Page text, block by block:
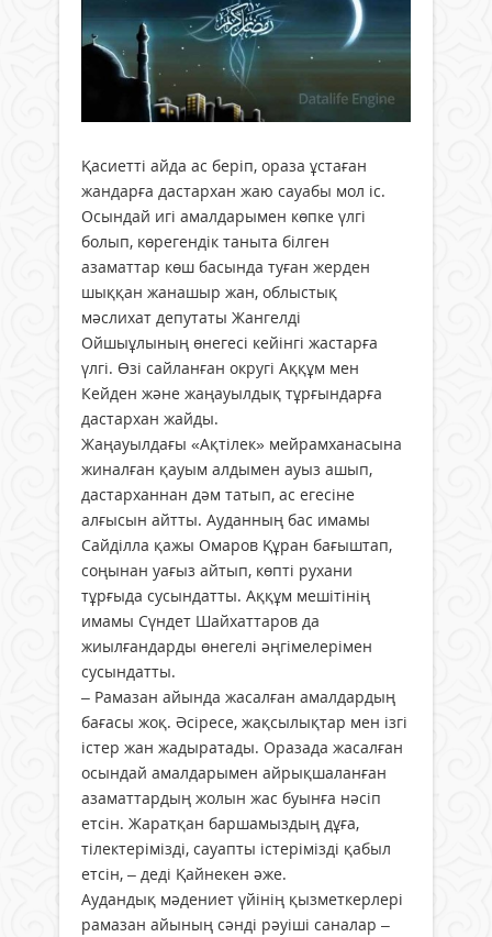
Қасиетті айда ас беріп, ораза ұстаған
жандарға дастархан жаю сауабы мол іс.
Осындай игі амалдарымен көпке үлгі
болып, көрегендік таныта білген
азаматтар көш басында туған жерден
шыққан жанашыр жан, облыстық
мәслихат депутаты Жангелді
Ойшыұлының өнегесі кейінгі жастарға
үлгі. Өзі сайланған округі Аққұм мен
Кейден және жаңауылдық тұрғындарға
дастархан жайды.
Жаңауылдағы «Ақтілек» мейрамханасына
жиналған қауым алдымен ауыз ашып,
дастарханнан дәм татып, ас егесіне
алғысын айтты. Ауданның бас имамы
Сайділла қажы Омаров Құран бағыштап,
соңынан уағыз айтып, көпті рухани
тұрғыда сусындатты. Аққұм мешітінің
имамы Сүндет Шайхаттаров да
жиылғандарды өнегелі әңгімелерімен
сусындатты.
– Рамазан айында жасалған амалдардың
бағасы жоқ. Әсіресе, жақсылықтар мен ізгі
істер жан жадыратады. Оразада жасалған
осындай амалдарымен айрықшаланған
азаматтардың жолын жас буынға нәсіп
етсін. Жаратқан баршамыздың дұға,
тілектерімізді, сауапты істерімізді қабыл
етсін, – деді Қайнекен әже.
Аудандық мәдениет үйінің қызметкерлері
рамазан айының сәнді рәуіші саналар –